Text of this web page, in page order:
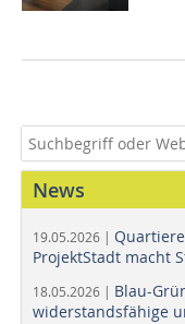
News
19.05.2026 |
ProjektStadt macht
18.05.2026 | Blau-
widerstandsfähige